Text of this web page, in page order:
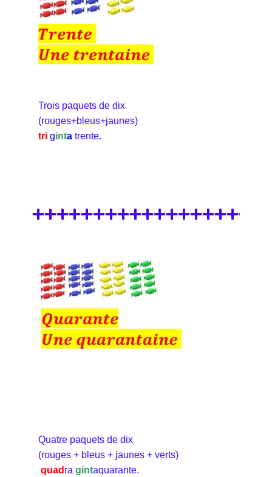
Trois paquets de dix
(rouges+bleus+jaunes)
tri ginta trente.
Quatre paquets de dix
(rouges + bleus + jaunes + verts)
quad ra gintaquarante.